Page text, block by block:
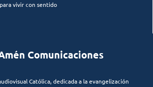
vivir con sentido
Comunicaciones
Católica, dedicada a la evangelización